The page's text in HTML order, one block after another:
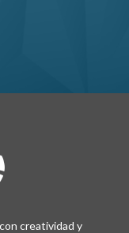
creatividad y